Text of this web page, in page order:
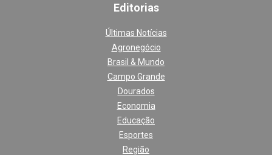
Editorias
Últimas Notícias
Agronegócio
Brasil & Mundo
Campo Grande
Dourados
Economia
Educação
Esportes
Região